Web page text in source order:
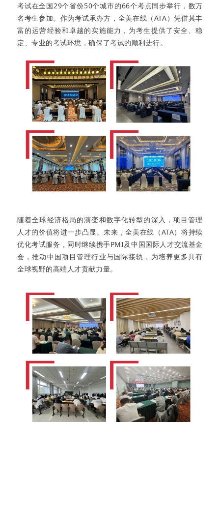
考试在全国29个省份50个城市的66个考点同步举行，数万
名考生参加。作为考试承办方，全美在线（ATA）凭借其丰
富的运营经验和卓越的实施能力，为考生提供了安全、稳
定、专业的考试环境，确保了考试的顺利进行。
随着全球经济格局的演变和数字化转型的深入，项目管理
人才的价值将进一步凸显。未来，全美在线（ATA）将持续
优化考试服务，同时继续携手PMI及中国国际人才交流基金
会，推动中国项目管理行业与国际接轨，为培养更多具有
全球视野的高端人才贡献力量。